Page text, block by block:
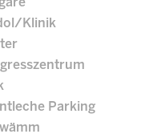
Klinik
Parking